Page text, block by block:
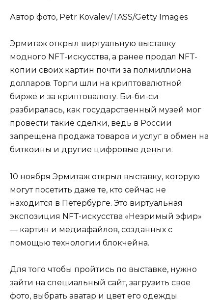
Автор фото, Petr Kovalev/TASS/Getty Images
Эрмитаж открыл виртуальную выставку
модного NFT-искусства, а ранее продал NFT-
копии своих картин почти за полмиллиона
долларов. Торги шли на криптовалютной
бирже и за криптовалюту. Би-би-си
разбиралась, как государственный музей мог
провести такие сделки, ведь в России
запрещена продажа товаров и услуг в обмен на
биткоины и другие цифровые деньги.
10 ноября Эрмитаж открыл выставку, которую
могут посетить даже те, кто сейчас не
находится в Петербурге. Это виртуальная
экспозиция NFT-искусства «Незримый эфир»
— картин и медиафайлов, созданных с
помощью технологии блокчейна.
Для того чтобы пройтись по выставке, нужно
зайти на специальный сайт, загрузить свое
фото, выбрать аватар и цвет его одежды.